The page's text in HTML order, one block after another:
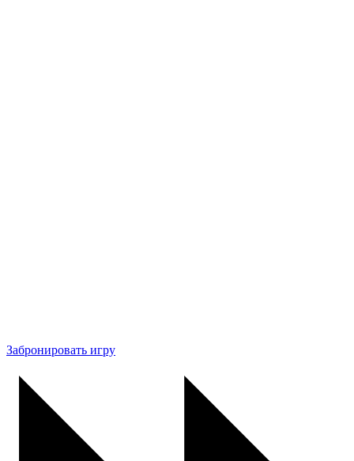
Забронировать игру